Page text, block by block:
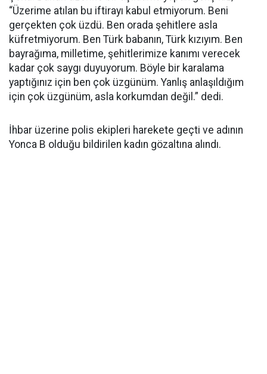
“Üzerime atılan bu iftirayı kabul etmiyorum. Beni
gerçekten çok üzdü. Ben orada şehitlere asla
küfretmiyorum. Ben Türk babanın, Türk kızıyım. Ben
bayrağıma, milletime, şehitlerimize kanımı verecek
kadar çok saygı duyuyorum. Böyle bir karalama
yaptığınız için ben çok üzgünüm. Yanlış anlaşıldığım
için çok üzgünüm, asla korkumdan değil.” dedi.
İhbar üzerine polis ekipleri harekete geçti ve adının
Yonca B olduğu bildirilen kadın gözaltına alındı.